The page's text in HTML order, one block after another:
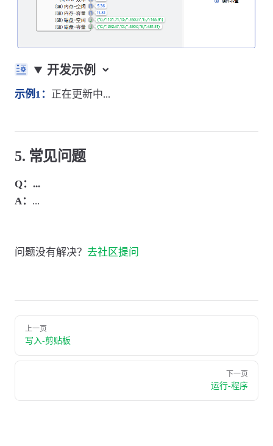
开发示例
示例1： 正在更新中...
5. 常见问题
Q：...
A： ...
问题没有解决？ 去社区提问
上一页
写入-剪贴板
下一页
运行-程序